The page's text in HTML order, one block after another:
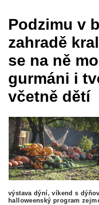
Podzimu v
zahradě
se na ně
gurmáni i
včetně dětí
výstava dýní, víkend s
halloweenský program